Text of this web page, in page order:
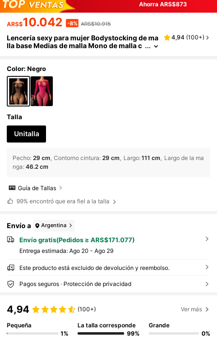
Ahorra ARS$873
ARS$10.042 -8% ARS$10.915
Lencería sexy para mujer Bodystocking de ma
lla base Medias de malla Mono de malla c
4,94 (100+)
Color: Negro
Talla
Unitalla
Pecho: 29 cm Contorno cintura: 29 cm Largo:111 cm
Largo de la ma
nga: 46.2 cm
Guía de Tallas
99% encontró que era fiel a la talla
Envío a Argentina
Envío gratis(Pedidos ≥ ARS$171.077)
Entrega estimada: Ago 20 - Ago 29
Este producto está excluido de devolución y reembolso.
Pagos seguros · Protección de privacidad
4,94 (100+) Ver más
Pequeña
1%
La talla corresponde
99%
Grande
0%